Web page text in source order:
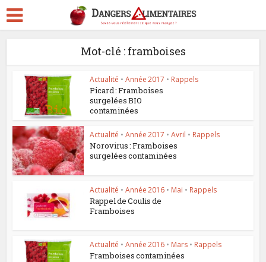
Mot-clé : framboises
Actualité • Année 2017 • Rappels
Picard : Framboises
surgelées BIO
contaminées
Actualité • Année 2017 • Avril • Rappels
Norovirus : Framboises
surgelées contaminées
Actualité • Année 2016 • Mai • Rappels
Rappel de Coulis de
Framboises
Actualité • Année 2016 • Mars • Rappels
Framboises contaminées